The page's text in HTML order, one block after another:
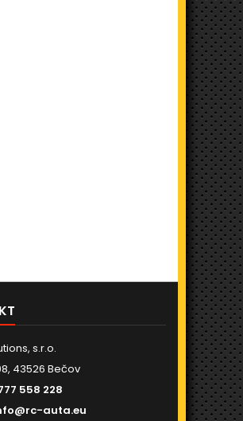
s.r.o.
43526 Bečov
558 228
auta.eu